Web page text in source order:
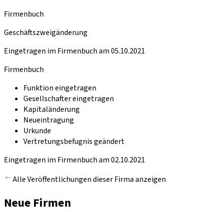
Firmenbuch
Geschäftszweigänderung
Eingetragen im Firmenbuch am 05.10.2021
Firmenbuch
Funktion eingetragen
Gesellschafter eingetragen
Kapitaländerung
Neueintragung
Urkunde
Vertretungsbefugnis geändert
Eingetragen im Firmenbuch am 02.10.2021
Alle Veröffentlichungen dieser Firma anzeigen
Neue Firmen